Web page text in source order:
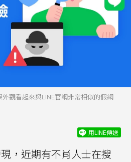
觀看起來與LINE官網非常相似的假網
用LINE傳送
，近期有不肖人士在搜